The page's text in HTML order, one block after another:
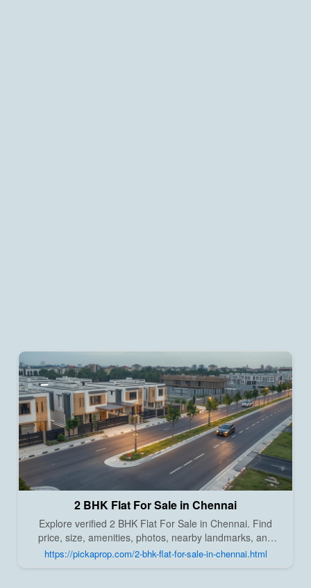
2 BHK Flat For Sale in Chennai
Explore verified 2 BHK Flat For Sale in Chennai. Find
price, size, amenities, photos, nearby landmarks, and
details from trusted builders, agents, and owners on Pick
A Prop;
https://pickaprop.com/2-bhk-flat-for-sale-in-chennai.html